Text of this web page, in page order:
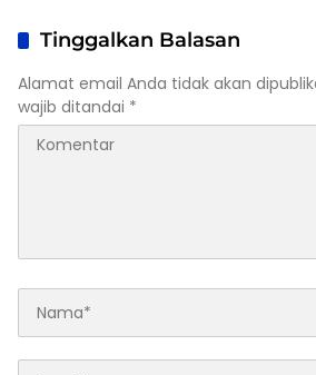
Tinggalkan Balasan
Alamat email Anda tidak akan
wajib ditandai *